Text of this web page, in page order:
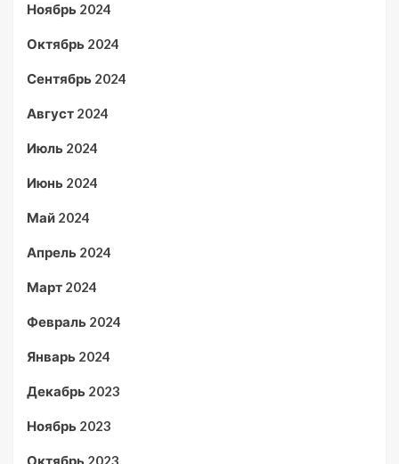
Ноябрь 2024
Октябрь 2024
Сентябрь 2024
Август 2024
Июль 2024
Июнь 2024
Май 2024
Апрель 2024
Март 2024
Февраль 2024
Январь 2024
Декабрь 2023
Ноябрь 2023
Октябрь 2023